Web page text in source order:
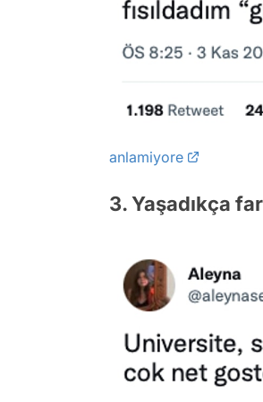
anlamiyore
3. Yaşadıkça